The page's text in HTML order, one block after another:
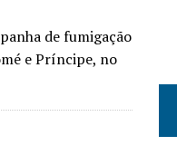
de fumigação
e Príncipe, no